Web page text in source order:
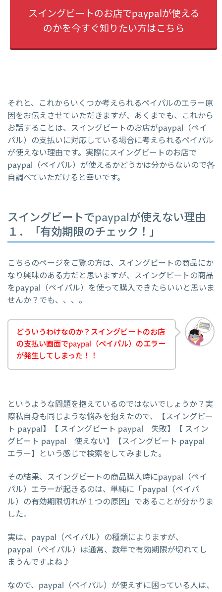
スイングビートのお店でpaypalが使える
のかを今すぐ知りたい方はこちら
それと、これからいくつか考えられるペイパルのエラー原
因をお伝えさせていただきますが、あくまでも、これから
お話することは、スイングビートのお店がpaypal（ペイ
パル）の支払いに対応している場合に考えられるペイパル
が使えない理由です。実際にスイングビートのお店で
paypal（ペイパル）が使えるかどうかは分からないので各
自調べていただけると幸いです。
スイングビートでpaypalが使えない理由
１．「有効期限のチェック！」
こちらのページをご覧の方は、スイングビートの商品にか
なり興味のある方だと思いますが、スイングビートの商品
をpaypal（ペイパル）を使って購入できたらいいと思いま
せんか？でも、、、。
どういうわけなのか？スイングビートのお店
の支払い画面でpaypal（ペイパル）のエラー
が発生してしまった！！
というような問題を抱えているのではないでしょうか？実
際私自身も同じような悩みを抱えたので、【スイングビー
ト paypal】【 スイングビート paypal 失敗】【 スイン
グビート paypal 使えない】【スイングビート paypal
エラー】という感じで検索をしてみました。
その結果、スイングビートの商品購入時にpaypal（ペイ
パル）エラーが起きるのは、単純に「paypal（ペイパ
ル）の有効期限切れが１つの原因」であることが分かりま
した。
実は、paypal（ペイパル）の種類によりますが、
paypal（ペイパル）は通常、数年で有効期限が切れてし
まうんですよね♪
なので、paypal（ペイパル）が使えずに困っている人は、